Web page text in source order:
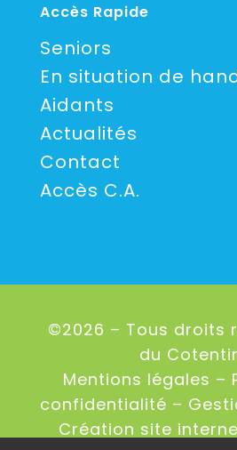
Accès Rapide
Seniors
En situation de
Aidants
Actualités
Contact
Accès C.A.
©2026 – Tous droits
du
Mentions légales –
confidentialité –
Création site